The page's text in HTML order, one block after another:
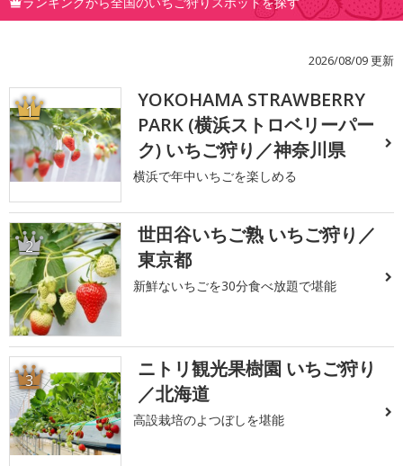
2026/08/09 更新
1
YOKOHAMA STRAWBERRY
PARK (横浜ストロベリーパー
ク) いちご狩り／神奈川県
横浜で年中いちごを楽しめる
2
世田谷いちご熟 いちご狩り／
東京都
新鮮ないちごを30分食べ放題で堪能
3
ニトリ観光果樹園 いちご狩り
／北海道
高設栽培のよつぼしを堪能